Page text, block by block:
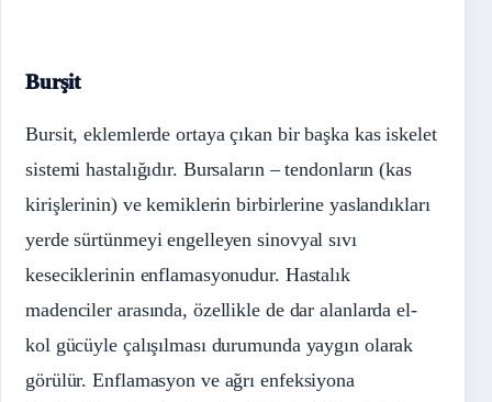
Burşit
Bursit, eklemlerde ortaya çıkan bir başka kas iskelet
sistemi hastalığıdır. Bursaların – tendonların (kas
kirişlerinin) ve kemiklerin birbirlerine yaslandıkları
yerde sürtünmeyi engelleyen sinovyal sıvı
keseciklerinin enflamasyonudur. Hastalık
madenciler arasında, özellikle de dar alanlarda el-
kol gücüyle çalışılması durumunda yaygın olarak
görülür. Enflamasyon ve ağrı enfeksiyona